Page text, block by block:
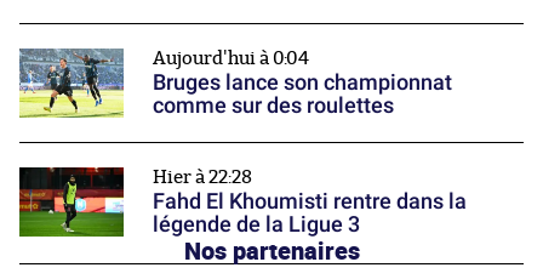
Aujourd'hui à 0:04
Bruges lance son championnat
comme sur des roulettes
Hier à 22:28
Fahd El Khoumisti rentre dans la
légende de la Ligue 3
Nos partenaires